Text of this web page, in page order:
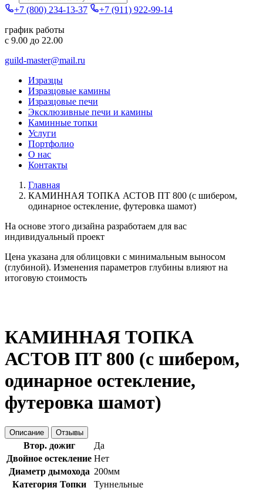
+7 (800) 234-13-37
+7 (911) 922-99-14
график работы
с 9.00 до 22.00
guild-master@mail.ru
Изразцы
Изразцовые камины
Изразцовые печи
Эксклюзивные печи и камины
Каминные топки
Услуги
Портфолио
О нас
Контакты
Главная
КАМИННАЯ ТОПКА АСТОВ ПТ 800 (с шибером,
одинарное остекление, футеровка шамот)
На основе этого дизайна разработаем для вас
индивидуальный проект
Цена указана для облицовки с минимальным выносом
(глубиной). Изменения параметров глубины влияют на
итоговую стоимость
КАМИННАЯ ТОПКА
АСТОВ ПТ 800 (с шибером,
одинарное остекление,
футеровка шамот)
Описание Отзывы
Втор. дожиг
Да
Двойное остекление Нет
Диаметр дымохода 200мм
Категория Топки
Туннельные